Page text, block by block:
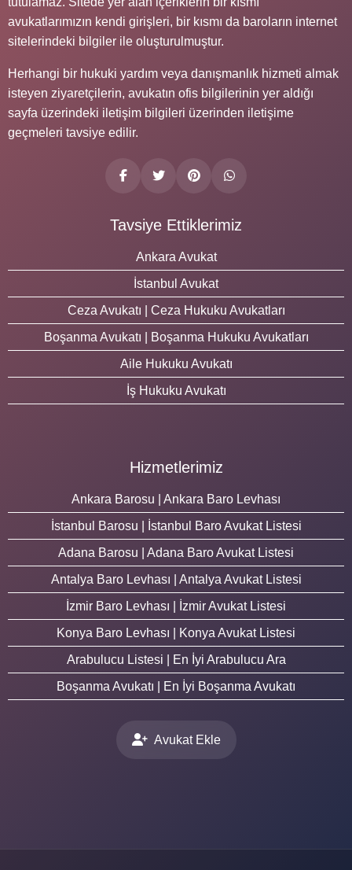
avukatlarımızın kendi girişleri, bir kısmı da baroların internet
sitelerindeki bilgiler ile oluşturulmuştur.
Herhangi bir hukuki yardım veya danışmanlık hizmeti almak
isteyen ziyaretçilerin, avukatın ofis bilgilerinin yer aldığı
sayfa üzerindeki iletişim bilgileri üzerinden iletişime
geçmeleri tavsiye edilir.
Tavsiye Ettiklerimiz
Ankara Avukat
İstanbul Avukat
Ceza Avukatı | Ceza Hukuku Avukatları
Boşanma Avukatı | Boşanma Hukuku Avukatları
Aile Hukuku Avukatı
İş Hukuku Avukatı
Hizmetlerimiz
Ankara Barosu | Ankara Baro Levhası
İstanbul Barosu | İstanbul Baro Avukat Listesi
Adana Barosu | Adana Baro Avukat Listesi
Antalya Baro Levhası | Antalya Avukat Listesi
İzmir Baro Levhası | İzmir Avukat Listesi
Konya Baro Levhası | Konya Avukat Listesi
Arabulucu Listesi | En İyi Arabulucu Ara
Boşanma Avukatı | En İyi Boşanma Avukatı
Avukat Ekle